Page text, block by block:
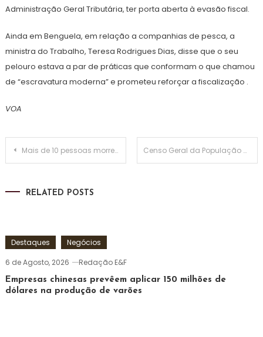
Administração Geral Tributária, ter porta aberta à evasão fiscal.
Ainda em Benguela, em relação a companhias de pesca, a
ministra do Trabalho, Teresa Rodrigues Dias, disse que o seu
pelouro estava a par de práticas que conformam o que chamou
de “escravatura moderna” e prometeu reforçar a fiscalização .
VOA
Navegação
Mais de 10 pessoas morreram nas manifestações em Moçambique Censo Geral da População deixa muitas famílias fora do processo e prevalecem dúvidas sobre a sua eficácia
RELATED POSTS
Destaques
Negócios
6 de Agosto, 2026
Redação E&F
Empresas chinesas prevêem aplicar 150 milhões de
dólares na produção de varões